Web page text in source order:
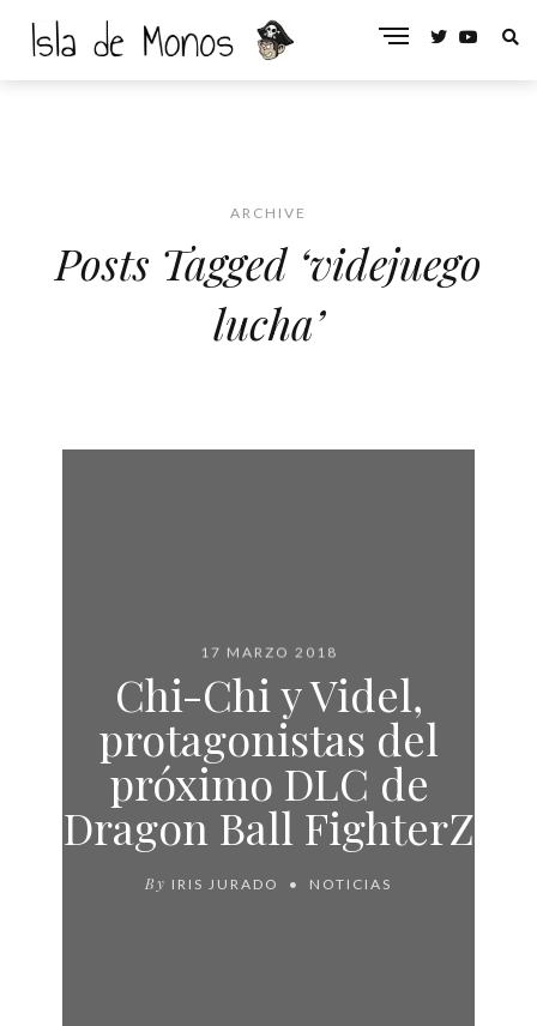
ARCHIVE
Posts Tagged ‘videjuego
lucha’
17 MARZO 2018
Chi-Chi y Videl,
protagonistas del
próximo DLC de
Dragon Ball FighterZ
By IRIS JURADO NOTICIAS